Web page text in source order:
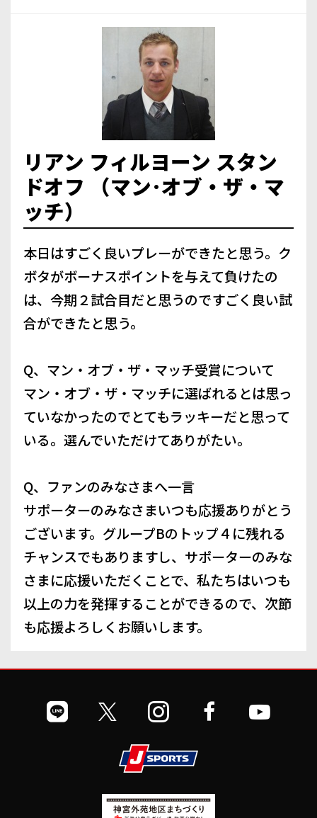
リアン フィルヨーン スタン
ドオフ （マン･オブ・ザ・マ
ッチ）
本日はすごく良いプレーができたと思う。ク
ボタがボーナスポイントを与えて負けたの
は、今期２試合目だと思うのですごく良い試
合ができたと思う。
Q、マン・オブ・ザ・マッチ受賞について
マン・オブ・ザ・マッチに選ばれるとは思っ
ていなかったのでとてもラッキーだと思って
いる。選んでいただけてありがたい。
Q、ファンのみなさまへ一言
サポーターのみなさまいつも応援ありがとう
ございます。グループBのトップ４に残れる
チャンスでもありますし、サポーターのみな
さまに応援いただくことで、私たちはいつも
以上の力を発揮することができるので、次節
も応援よろしくお願いします。